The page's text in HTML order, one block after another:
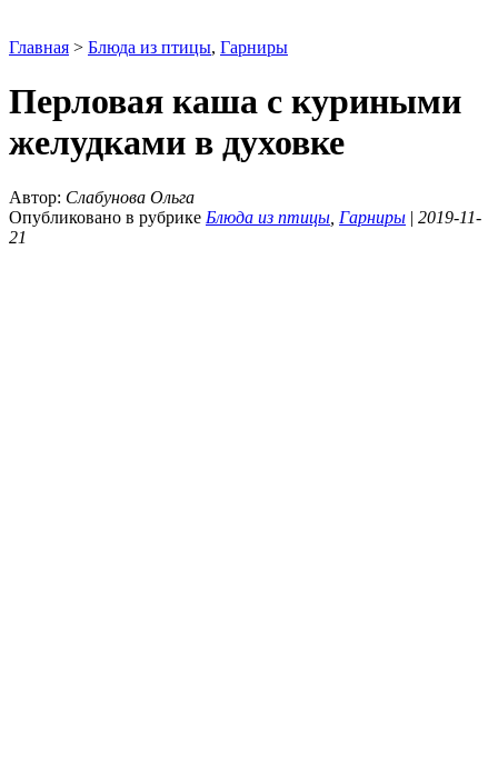
Главная > Блюда из птицы, Гарниры
Перловая каша с куриными
желудками в духовке
Автор: Слабунова Ольга
Опубликовано в рубрике Блюда из птицы Гарниры | 2019-11-
21